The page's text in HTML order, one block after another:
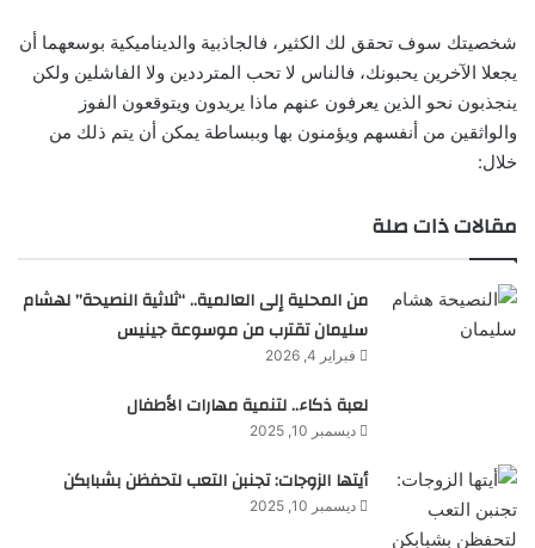
شخصيتك سوف تحقق لك الكثير، فالجاذبية والديناميكية بوسعهما أن
يجعلا الآخرين يحبونك، فالناس لا تحب المترددين ولا الفاشلين ولكن
ينجذبون نحو الذين يعرفون عنهم ماذا يريدون ويتوقعون الفوز
والواثقين من أنفسهم ويؤمنون بها وببساطة يمكن أن يتم ذلك من
خلال:
مقالات ذات صلة
من المحلية إلى العالمية.. “ثلاثية النصيحة” لهشام
سليمان تقترب من موسوعة جينيس
فبراير 4, 2026
لعبة ذكاء.. لتنمية مهارات الأطفال
ديسمبر 10, 2025
أيتها الزوجات: تجنبن التعب لتحفظن بشبابكن
ديسمبر 10, 2025